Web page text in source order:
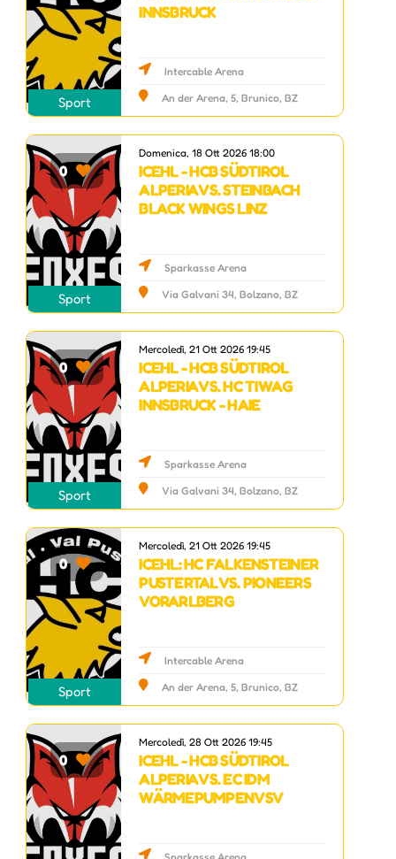
Sport
INNSBRUCK
Intercable Arena
An der Arena, 5, Brunico, BZ
0
Sport
Domenica, 18 Ott 2026 18:00
ICEHL - HCB SÜDTIROL
ALPERIA VS. STEINBACH
BLACK WINGS LINZ
Sparkasse Arena
Via Galvani 34, Bolzano, BZ
0
Sport
Mercoledì, 21 Ott 2026 19:45
ICEHL - HCB SÜDTIROL
ALPERIA VS. HC TIWAG
INNSBRUCK - HAIE
Sparkasse Arena
Via Galvani 34, Bolzano, BZ
0
Sport
Mercoledì, 21 Ott 2026 19:45
ICEHL: HC FALKENSTEINER
PUSTERTAL VS. PIONEERS
VORARLBERG
Intercable Arena
An der Arena, 5, Brunico, BZ
0
Mercoledì, 28 Ott 2026 19:45
ICEHL - HCB SÜDTIROL
ALPERIA VS. EC IDM
WÄRMEPUMPEN VSV